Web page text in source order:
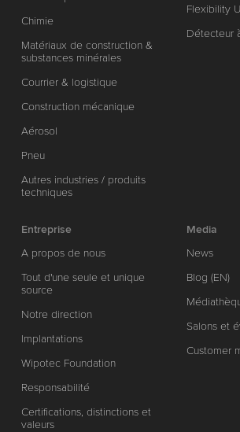
Chimie
Matériaux de construction &
substances minérales
Courrier & logistique
Construction mécanique
Aérosol
Pneu
Autres industries / produits
techniques
Flexibility
Détecteur
Entreprise
A propos de nous
Tout d'une seule et unique
source
Notre direction
Implantations
Wipotec Foundation
Responsabilité
Certifications, distinctions et
valeurs
Media
News
Blog (EN)
Salons et
Customer